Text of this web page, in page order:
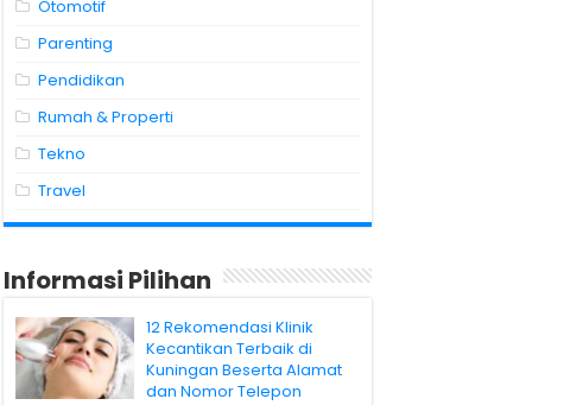
Otomotif
Parenting
Pendidikan
Rumah & Properti
Tekno
Travel
Informasi Pilihan
12 Rekomendasi Klinik
Kecantikan Terbaik di
Kuningan Beserta Alamat
dan Nomor Telepon